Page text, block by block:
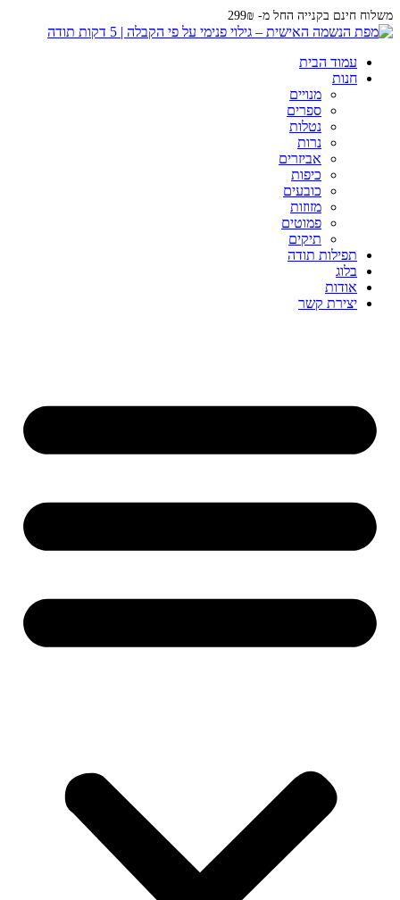
נטלה - עלי זהב -לבן
משלוח חינם בקנייה החל מ- 299₪
עמוד הבית
חנות
מנויים
ספרים
נטלות
נרות
אביזרים
כיפות
כובעים
מזוזות
פמוטים
תיקים
תפילות תודה
בלוג
אודות
יצירת קשר